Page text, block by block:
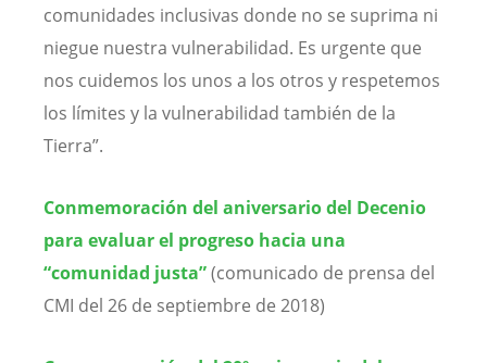
comunidades inclusivas donde no se suprima ni
niegue nuestra vulnerabilidad. Es urgente que
nos cuidemos los unos a los otros y respetemos
los límites y la vulnerabilidad también de la
Tierra”.
Conmemoración del aniversario del Decenio
para evaluar el progreso hacia una
“comunidad justa”(comunicado de prensa del
CMI del 26 de septiembre de 2018)